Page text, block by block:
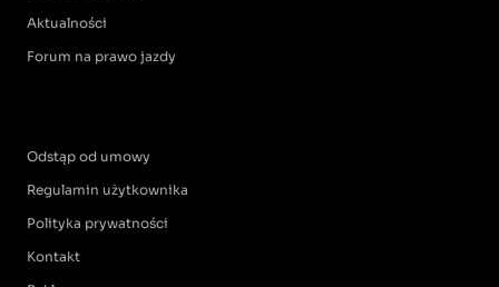
Aktualności
Forum na prawo jazdy
Odstąp od umowy
Regulamin użytkownika
Polityka prywatności
Kontakt